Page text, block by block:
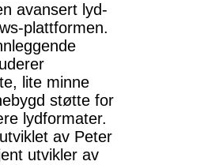
avansert lyd-
plattformen.
lite minne
støtte for
lydformater.
av Peter
utvikler av